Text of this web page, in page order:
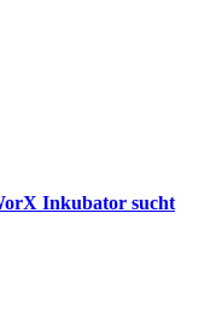
Inkubator sucht